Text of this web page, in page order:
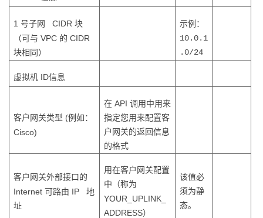
1 号子网 CIDR 块
（可与 VPC 的 CIDR
块相同）
示例：
10.0.1
.0/24
虚拟机 ID信息
客户网关类型 (例如：
Cisco)
在 API 调用中用来
指定您用来配置客
户网关的返回信息
的格式
客户网关外部接口的
Internet 可路由 IP 地
址
用在客户网关配置
中（称为
YOUR_UPLINK_
ADDRESS）
该值必
须为静
态。